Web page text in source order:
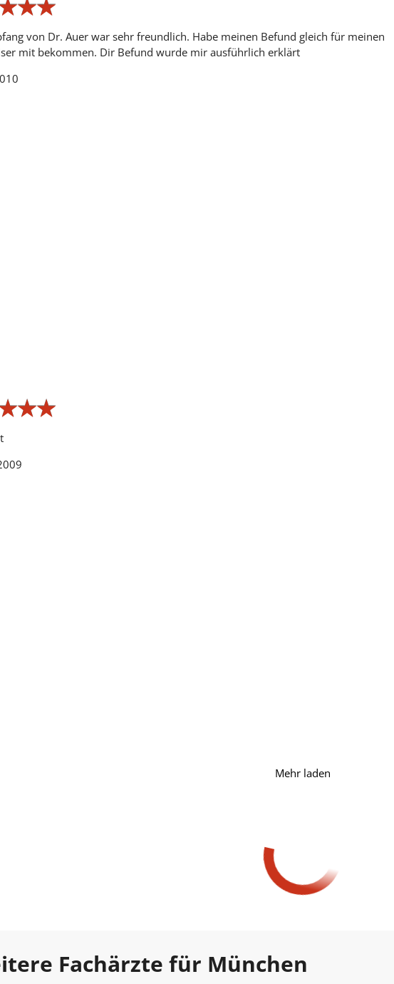
★★
★★
von Dr. Auer war sehr freundlich. Habe meinen Befund gleich für meinen
mit bekommen. Dir Befund wurde mir ausführlich erklärt
★★
★★
Mehr laden
Fachärzte für München